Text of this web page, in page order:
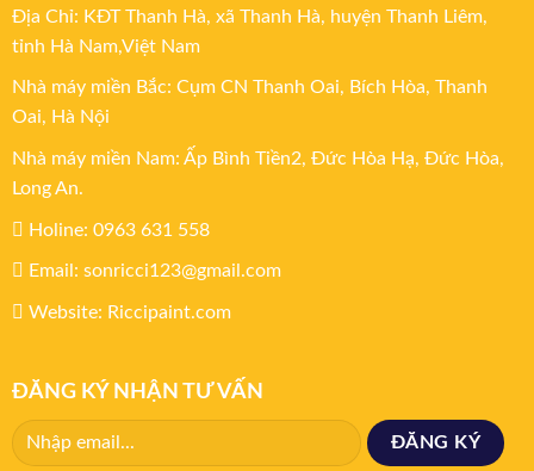
Địa Chỉ: KĐT Thanh Hà, xã Thanh Hà, huyện Thanh Liêm,
tỉnh Hà Nam,Việt Nam
Nhà máy miền Bắc: Cụm CN Thanh Oai, Bích Hòa, Thanh
Oai, Hà Nội
Nhà máy miền Nam: Ấp Bình Tiền2, Đức Hòa Hạ, Đức Hòa,
Long An.
Holine: 0963 631 558
Email: sonricci123@gmail.com
Website: Riccipaint.com
ĐĂNG KÝ NHẬN TƯ VẤN